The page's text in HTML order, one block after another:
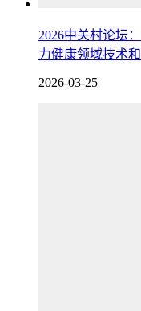
2026中关村论坛
力健康领域技术
2026-03-25